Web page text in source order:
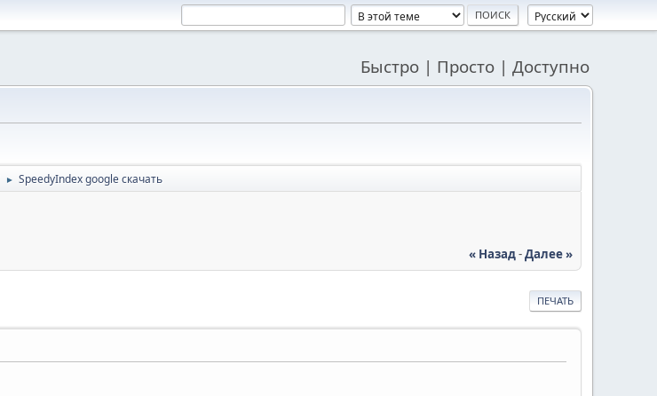
Быстро | Просто | Доступно
► SpeedyIndex google скачать
« Назад-Далее »
ПЕЧАТЬ